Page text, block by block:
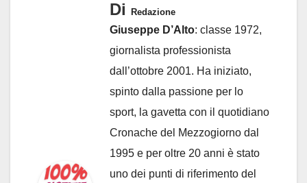
Di Redazione
Giuseppe D’Alto: classe 1972,
giornalista professionista
dall’ottobre 2001. Ha iniziato,
spinto dalla passione per lo
sport, la gavetta con il quotidiano
Cronache del Mezzogiorno dal
1995 e per oltre 20 anni è stato
uno dei punti di riferimento del